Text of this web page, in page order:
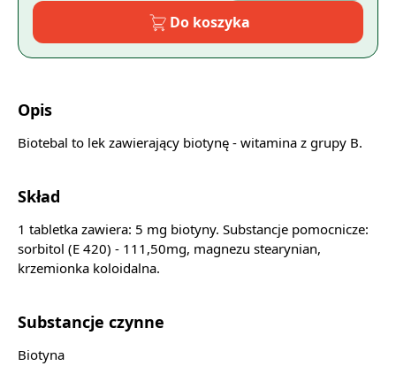
Do koszyka
Opis
Biotebal to lek zawierający biotynę - witamina z grupy B.
Skład
1 tabletka zawiera: 5 mg biotyny. Substancje pomocnicze:
sorbitol (E 420) - 111,50mg, magnezu stearynian,
krzemionka koloidalna.
Substancje czynne
Biotyna